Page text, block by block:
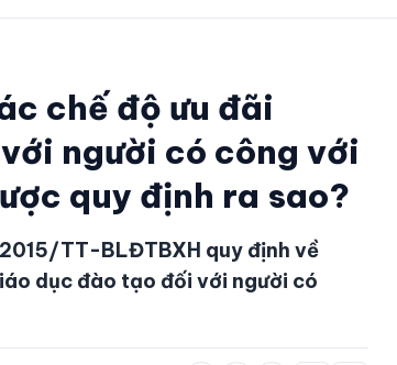
chế độ ưu đãi
người có công với
quy định ra sao?
TT-BLĐTBXH quy định về
dục đào tạo đối với người có